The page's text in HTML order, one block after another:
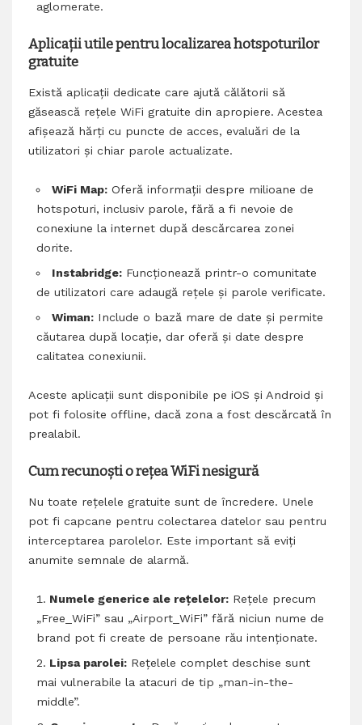
aglomerate.
Aplicații utile pentru localizarea hotspoturilor
gratuite
Există aplicații dedicate care ajută călătorii să
găsească rețele WiFi gratuite din apropiere. Acestea
afișează hărți cu puncte de acces, evaluări de la
utilizatori și chiar parole actualizate.
WiFi Map: Oferă informații despre milioane de
hotspoturi, inclusiv parole, fără a fi nevoie de
conexiune la internet după descărcarea zonei
dorite.
Instabridge: Funcționează printr-o comunitate
de utilizatori care adaugă rețele și parole verificate.
Wiman: Include o bază mare de date și permite
căutarea după locație, dar oferă și date despre
calitatea conexiunii.
Aceste aplicații sunt disponibile pe iOS și Android și
pot fi folosite offline, dacă zona a fost descărcată în
prealabil.
Cum recunoști o rețea WiFi nesigură
Nu toate rețelele gratuite sunt de încredere. Unele
pot fi capcane pentru colectarea datelor sau pentru
interceptarea parolelor. Este important să eviți
anumite semnale de alarmă.
Numele generice ale rețelelor: Rețele precum
„Free_WiFi” sau „Airport_WiFi” fără niciun nume de
brand pot fi create de persoane rău intenționate.
Lipsa parolei: Rețelele complet deschise sunt
mai vulnerabile la atacuri de tip „man-in-the-
middle”.